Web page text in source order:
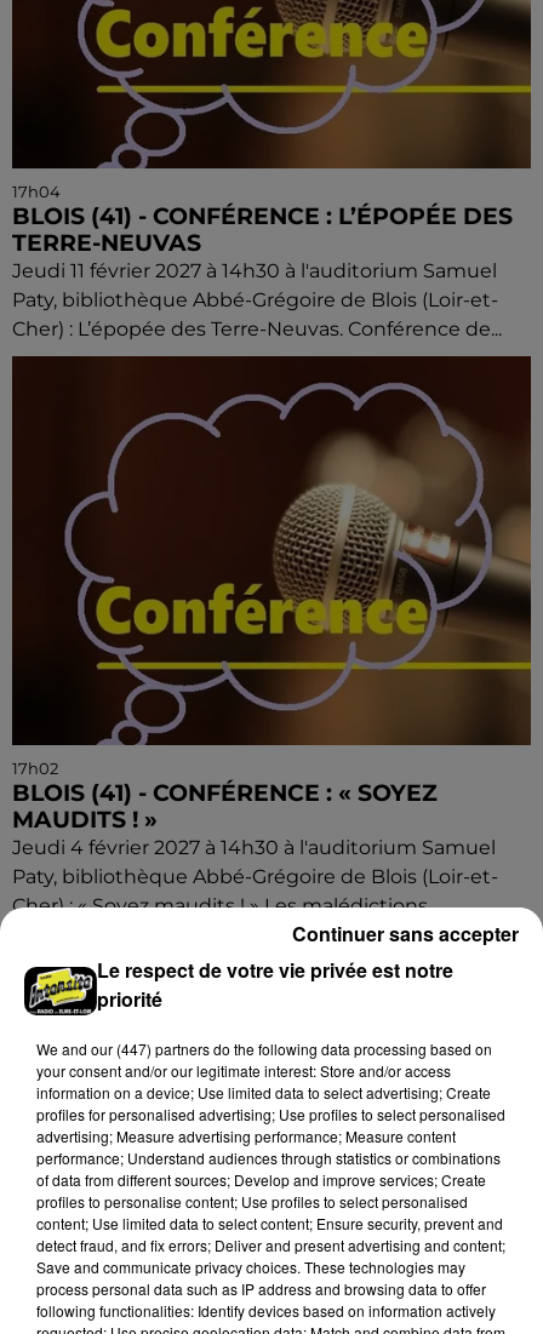
17h04
BLOIS (41) - CONFÉRENCE : L’ÉPOPÉE DES
TERRE-NEUVAS
Jeudi 11 février 2027 à 14h30 à l'auditorium Samuel
Paty, bibliothèque Abbé-Grégoire de Blois (Loir-et-
Cher) : L’épopée des Terre-Neuvas. Conférence de...
17h02
BLOIS (41) - CONFÉRENCE : « SOYEZ
MAUDITS ! »
Jeudi 4 février 2027 à 14h30 à l'auditorium Samuel
Paty, bibliothèque Abbé-Grégoire de Blois (Loir-et-
Cher) : « Soyez maudits ! » Les malédictions
Le respect de votre vie privée est notre
priorité
We and our (447) partnersdo the following data processing based on
your consent and/or our legitimate interest: Store and/or access
information on a device; Use limited data to select advertising; Create
profiles for personalised advertising; Use profiles to select personalised
advertising; Measure advertising performance; Measure content
performance; Understand audiences through statistics or combinations
of data from different sources; Develop and improve services; Create
profiles to personalise content; Use profiles to select personalised
content; Use limited data to select content; Ensure security, prevent and
detect fraud, and fix errors; Deliver and present advertising and content;
Save and communicate privacy choices. These technologies may
process personal data such as IP address and browsing data to offer
following functionalities: Identify devices based on information actively
Continuer sans accepter